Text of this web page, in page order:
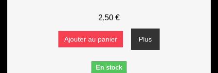
2,50 €
Ajouter au panier Plus
En stock